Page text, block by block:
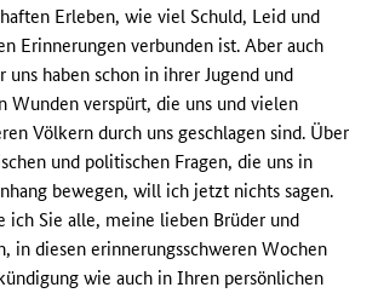
Erleben, wie viel Schuld, Leid und
Erinnerungen verbunden ist. Aber auch
uns haben schon in ihrer Jugend und
Wunden verspürt, die uns und vielen
Völkern durch uns geschlagen sind. Über
und politischen Fragen, die uns in
bewegen, will ich jetzt nichts sagen.
ich Sie alle, meine lieben Brüder und
in diesen erinnerungsschweren Wochen
wie auch in Ihren persönlichen